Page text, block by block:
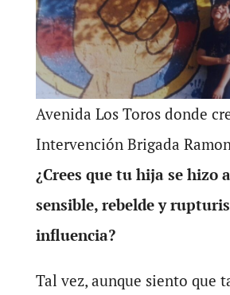
Avenida Los Toros donde
Intervención Brigada
¿Crees que tu hija se hizo
sensible, rebelde y
influencia?
Tal vez, aunque siento que